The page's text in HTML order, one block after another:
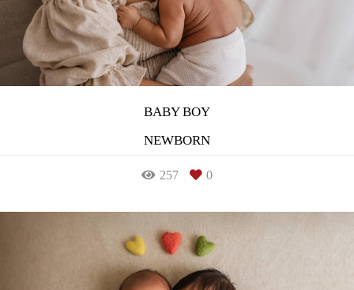
BABY BOY
NEWBORN
257 0